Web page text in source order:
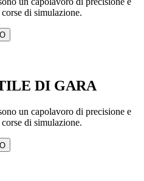
di simulazione.
DI GARA
un capolavoro di precisione e
di simulazione.